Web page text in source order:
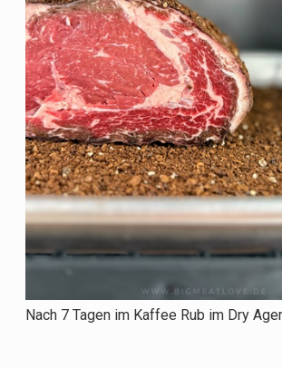
Nach 7 Tagen im Kaffee Rub im Dry Ager